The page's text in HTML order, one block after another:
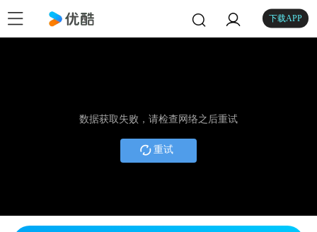
下载APP
数据获取失败，请检查网络之后重试
重试